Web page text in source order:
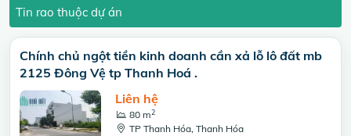
Tin rao thuộc dự án
Chính chủ ngột tiền kinh doanh cần xả lỗ lô đất mb
2125 Đông Vệ tp Thanh Hoá .
Liên hệ
80 m2
TP Thanh Hóa, Thanh Hóa